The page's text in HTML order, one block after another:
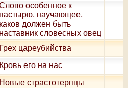
особенное к
пастырю, научающее,
каков должен быть
наставник словесных овец
Грех цареубийства
Кровь его на нас
Новые страстотерпцы